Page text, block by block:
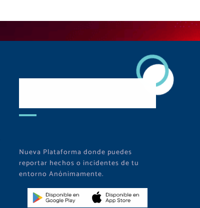
Nueva Plataforma donde puedes
reportar hechos o incidentes de tu
entorno Anónimamente.